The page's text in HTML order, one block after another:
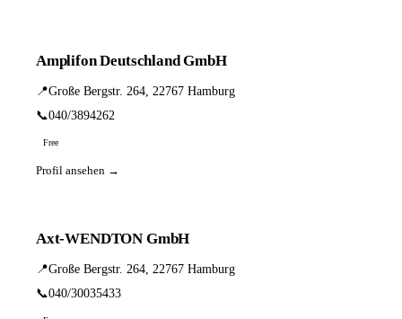
Amplifon Deutschland GmbH
📍Große Bergstr. 264, 22767 Hamburg
📞040/3894262
Free
Profil ansehen →
Axt-WENDTON GmbH
📍Große Bergstr. 264, 22767 Hamburg
📞040/30035433